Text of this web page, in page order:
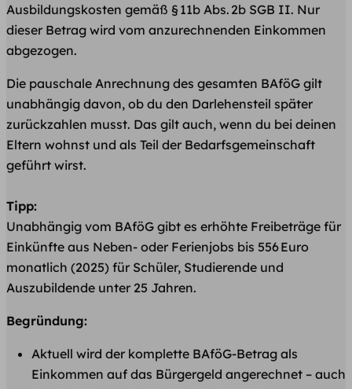
Ausbildungskosten gemäß § 11b Abs. 2b SGB II. Nur
dieser Betrag wird vom anzurechnenden Einkommen
abgezogen.
Die pauschale Anrechnung des gesamten BAföG gilt
unabhängig davon, ob du den Darlehensteil später
zurückzahlen musst. Das gilt auch, wenn du bei deinen
Eltern wohnst und als Teil der Bedarfsgemeinschaft
geführt wirst.
Tipp:
Unabhängig vom BAföG gibt es erhöhte Freibeträge für
Einkünfte aus Neben- oder Ferienjobs bis 556 Euro
monatlich (2025) für Schüler, Studierende und
Auszubildende unter 25 Jahren.
Begründung:
Aktuell wird der komplette BAföG-Betrag als
Einkommen auf das Bürgergeld angerechnet – auch